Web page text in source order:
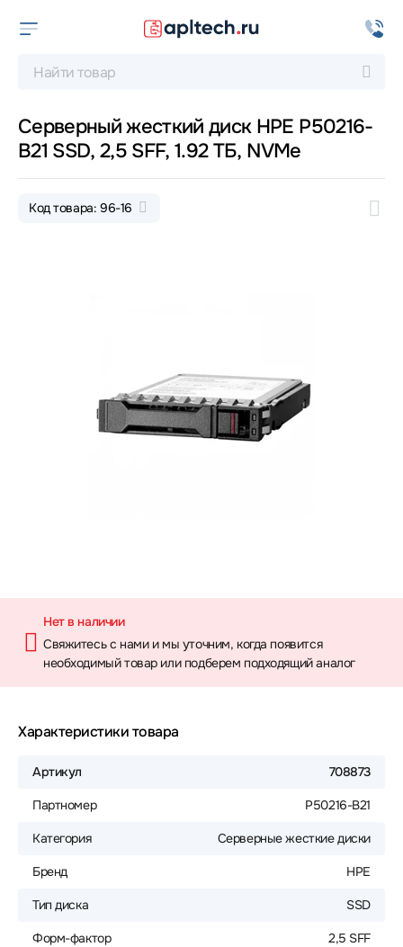
Серверный жесткий диск HPE P50216-
B21 SSD, 2,5 SFF, 1.92 ТБ, NVMe
Код товара: 96-16
Нет в наличии
Свяжитесь с нами и мы уточним, когда появится
необходимый товар или подберем подходящий аналог
Характеристики товара
Артикул 708873
Партномер P50216-B21
Категория Серверные жесткие диски
Бренд HPE
Тип диска SSD
Форм-фактор 2,5 SFF